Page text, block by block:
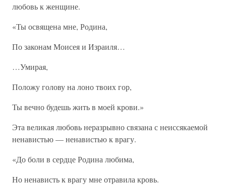
любовь к женщине.
«Ты освящена мне, Родина,
По законам Моисея и Израиля…
…Умирая,
Положу голову на лоно твоих гор,
Ты вечно будешь жить в моей крови.»
Эта великая любовь неразрывно связана с неиссякаемой
ненавистью — ненавистью к врагу.
«До боли в сердце Родина любима,
Но ненависть к врагу мне отравила кровь.